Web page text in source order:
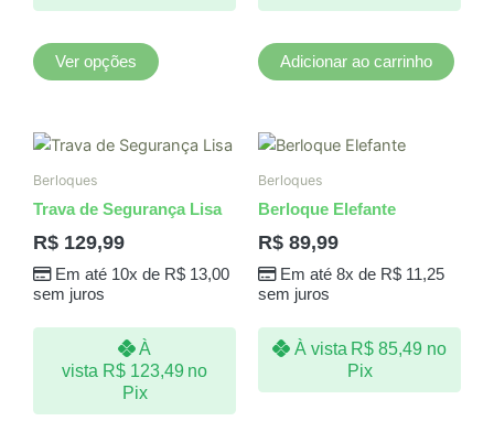
Ver opções
do
Adicionar ao carrinho
Berloques
Trava de Segurança Lisa
R$ 129,99
Em até 10x de R$13,00
sem juros
À
vista R$123,49 no
Pix
Berloques
Berloque Elefante
R$ 89,99
Em até 8x de R$11,25
sem juros
À vista R$ 85,49 no
Pix